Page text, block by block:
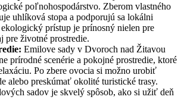
poľnohospodárstvo. Zberom vlastného
uhlíková stopa a podporujú sa lokálni
prístup je prínosný nielen pre
pre životné prostredie.
Emilove sady v Dvoroch nad Žitavou
prírodné scenérie a pokojné prostredie, ktoré
Po zbere ovocia si možno urobiť
alebo preskúmať okolité turistické trasy.
sadov je skvelý spôsob, ako si užiť deň